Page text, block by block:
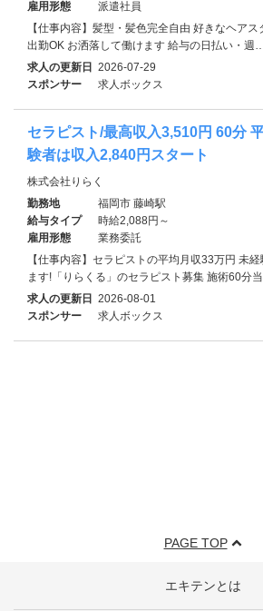
雇用形態
派遣社員
【仕事内容】髪型・髪色完全自由 好きなヘア
出勤OK お洒落して働けます 給与の日払い・週…
求人の更新日 2026-07-29
スポンサー
求人ボックス
セラピスト/最高収入3,510円 60分
験者は収入2,840円スタート
株式会社りらく
勤務地
福岡市 藤崎駅
給与タイプ
時給2,088円～
雇用形態
業務委託
【仕事内容】セラピストの平均月収33万円 未
ます!「りらくる」のセラピスト募集 施術60分
求人の更新日 2026-08-01
スポンサー
求人ボックス
PAGE TOP
エキテンとは